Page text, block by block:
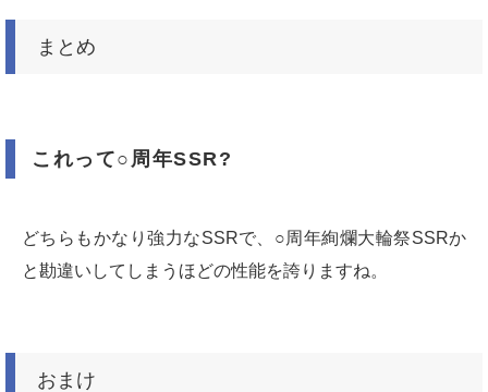
まとめ
これって○周年SSR?
どちらもかなり強力なSSRで、○周年絢爛大輪祭SSRか
と勘違いしてしまうほどの性能を誇りますね。
おまけ